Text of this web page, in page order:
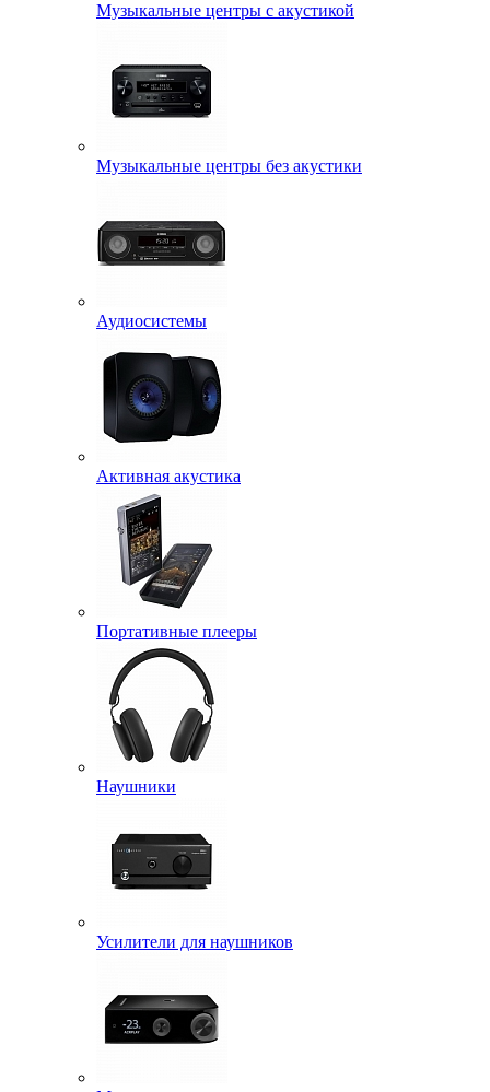
Музыкальные центры с акустикой
Музыкальные центры без акустики
Аудиосистемы
Активная акустика
Портативные плееры
Наушники
Усилители для наушников